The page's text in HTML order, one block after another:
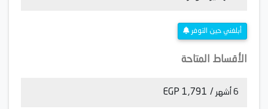
أبلغني حين التوفر
الأقساط المتاحة
6 أشهر / 1,791 EGP